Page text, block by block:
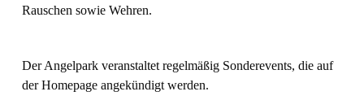
Rauschen sowie Wehren.
Der Angelpark veranstaltet regelmäßig Sonderevents, die auf
der Homepage angekündigt werden.